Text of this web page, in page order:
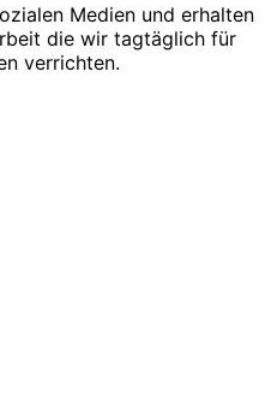
Medien und erhalten
die wir tagtäglich für
verrichten.